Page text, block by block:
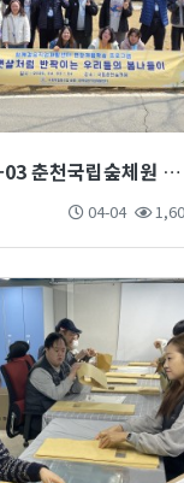
2025-04-03 춘천국립숲체원 현장학습
04-04